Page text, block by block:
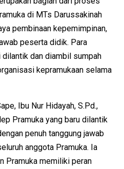
di MTs Darussakinah
pembinaan kepemimpinan,
peserta didik. Para
dan diambil sumpah
kepramukaan selama
Ibu Nur Hidayah, S.Pd.,
Pramuka yang baru dilantik
penuh tanggung jawab
anggota Pramuka. Ia
Pramuka memiliki peran